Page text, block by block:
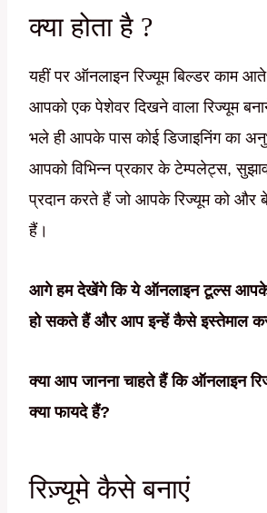
क्या होता है ?
यहीं पर ऑनलाइन रिज्यूम बिल्डर काम
आपको एक पेशेवर दिखने वाला रिज्यूम
भले ही आपके पास कोई डिजाइनिंग का
आपको विभिन्न प्रकार के टेम्पलेट्स, सुझाव
प्रदान करते हैं जो आपके रिज्यूम को और
हैं।
आगे हम देखेंगे कि ये ऑनलाइन टूल्स
हो सकते हैं और आप इन्हें कैसे इस्तेमाल
क्या आप जानना चाहते हैं कि ऑनलाइन
क्या फायदे हैं?
रिज़्यूमे कैसे बनाएं